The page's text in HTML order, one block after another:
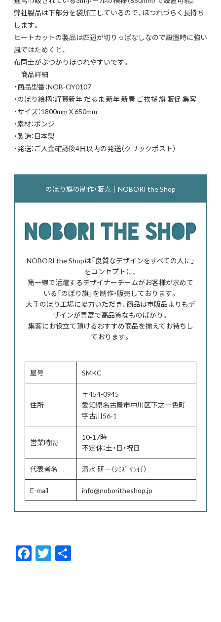
弊社製品は下部分を袋加工しているので、ほつれづらく長持ち
します。
ヒートカットの製品は四辺が切りっぱなしなので設置時に強い
風ではためくと、
布同士がぶつかりほつれやすいです。
商品詳細
・商品型番：NOB-OY0107
・のぼり絵柄：謹賀新年 だるま 新年 新春 ご挨拶 旗 販促 集客
・サイズ：1800mmＸ650mm
・素材：ポンジ
・製造：日本製
・発送：ご入金確認後4日以内の発送（クリックポスト）
のぼり旗の制作・販売｜NOBORI the Shop
NOBORI the Shopは「良質なデザインをすべての人に」
をコンセプトに、
第一線で活躍するデザイナーチームがお客様が求めて
いる「のぼり旗」を制作・販売しております。
大手のぼり工場に協力いただき、商品は市販品よりもデ
ザインが豊富で高品質なものばかり。
集客にお役立て頂けるおすすめ商品を揃えてお待ちし
ております。
屋号 SMKC
住所
〒454-0945
愛知県名古屋市中川区下之一色町
字古川56-1
営業時間
10-17時
不定休：土・日・祝日
代表者名 清水 研一（ｼﾐｽﾞ ｹﾝｲﾁ）
E-mail info@noboritheshop.jp
F
ac
T
w